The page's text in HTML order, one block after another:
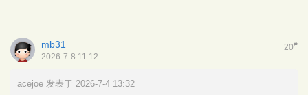
20#
mb31
2026-7-8 11:12
acejoe 发表于 2026-7-4 13:32